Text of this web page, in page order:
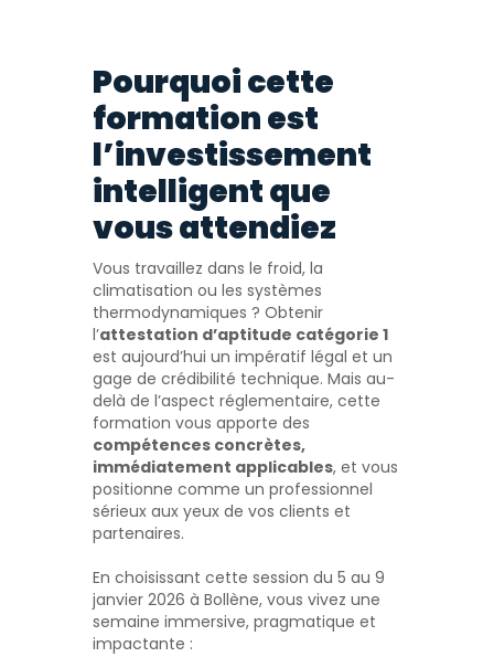
Pourquoi cette
formation est
l’investissement
intelligent que
vous attendiez
Vous travaillez dans le froid, la
climatisation ou les systèmes
thermodynamiques ? Obtenir
l’attestation d’aptitude catégorie 1
est aujourd’hui un impératif légal et un
gage de crédibilité technique. Mais au-
delà de l’aspect réglementaire, cette
formation vous apporte des
compétences concrètes,
immédiatement applicables, et vous
positionne comme un professionnel
sérieux aux yeux de vos clients et
partenaires.
En choisissant cette session du 5 au 9
janvier 2026 à Bollène, vous vivez une
semaine immersive, pragmatique et
impactante :